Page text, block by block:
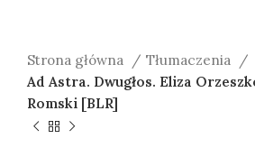
Strona główna
Tłumaczenia
Ad Astra. Dwugłos. Eliza
Romski [BLR]